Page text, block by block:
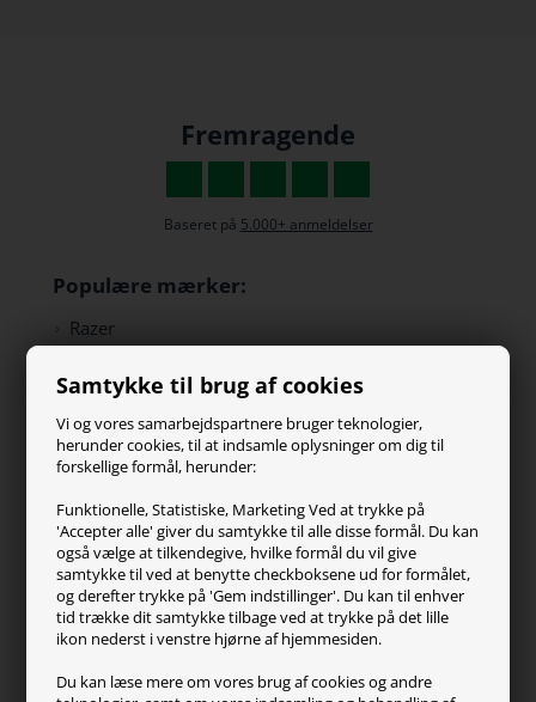
Samtykke til brug af cookies
Vi og vores samarbejdspartnere bruger teknologier,
herunder cookies, til at indsamle oplysninger om dig til
forskellige formål, herunder:
Funktionelle, Statistiske, Marketing Ved at trykke på
'Accepter alle' giver du samtykke til alle disse formål. Du kan
også vælge at tilkendegive, hvilke formål du vil give
samtykke til ved at benytte checkboksene ud for formålet,
og derefter trykke på 'Gem indstillinger'. Du kan til enhver
tid trække dit samtykke tilbage ved at trykke på det lille
ikon nederst i venstre hjørne af hjemmesiden.
Du kan læse mere om vores brug af cookies og andre
Fremragende
Baseret på 5.000+ anmeldelser
Populære mærker:
Razer
SteelSeries
ZOWIE
Turtle Beach
Kundeservice
Kontakt os
FAQ
Handelsvilkår
Reklamation